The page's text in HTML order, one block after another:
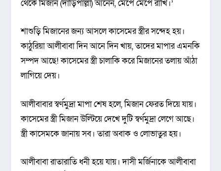
থেকে মিজান (দাঁড়িপাল্লা) আনেন, মেপে মেপে রাখি।’
শাশুড়ি মিজানের জন্য আসলে কাসেমের স্ত্রীর সন্দেহ হয়।
কাঠুরিয়া আলীবাবা দিন আনে দিন খায়, তাদের মাপার এমনকি
সম্পদ আছে! কাসেমের স্ত্রী চালাকি করে মিজানের তলায় আঁঠা
লাগিয়ে দেয়।
আলীবাবার স্বর্ণমুদ্রা মাপা শেষ হলে, মিজান ফেরত দিয়ে যায়।
কাসেমের স্ত্রী মিজান উল্টিয়ে দেখে দুটি স্বর্ণমুদ্রা লেগে আছে।
স্ত্রী কাসেমকে জানায় সব। তারা অবাক ও লোভাতুর হয়।
আলীবাবা রাতারাতি ধনী হয়ে যায়। দাসী মর্জিনাকে আলীবাবা